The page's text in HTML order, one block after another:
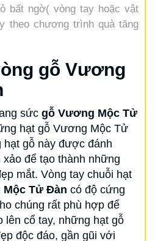
bất ngờ( vòng tay hoặc vật
theo chương trình quà tăng
gỗ Vương
sức gỗ Vương Mộc Tử
hạt gỗ Vương Mộc Tử
gỗ này được đánh
để tạo thành những
mắt. Vòng tay chuỗi hạt
Tử Đàn có độ cứng
chúng rất phù hợp để
lên cổ tay, những hạt gỗ
độc đáo, gần gũi với